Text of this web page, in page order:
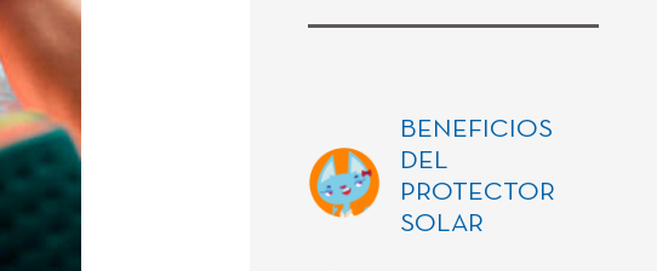
BENEFICIOS
DEL
PROTECTOR
SOLAR